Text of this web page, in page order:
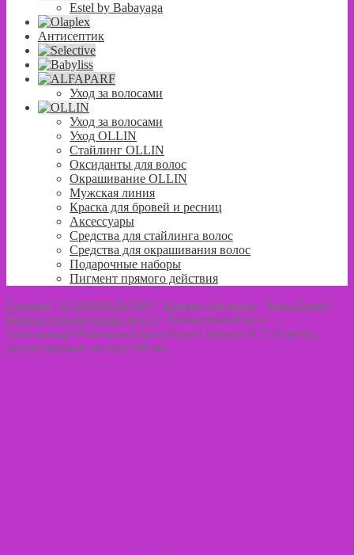
Estel by Babayaga
Антисептик
Уход за волосами
Уход за волосами
Уход OLLIN
Стайлинг OLLIN
Оксиданты для волос
Окрашивание OLLIN
Мужская линия
Краска для бровей и ресниц
Аксессуары
Средства для стайлинга волос
Средства для окрашивания волос
Подарочные наборы
Пигмент прямого действия
Главная / SCHWARZKOPF / Краски для волос / Igora Expert
Mousse (тонирующий мусс) /Тонирующий мусс —
Schwarzkopf Professional Igora Expert Mousse 8-77 (Светло-
русый медный экстра) 100 ml